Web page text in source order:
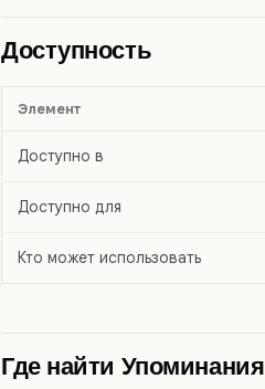
Доступность
Элемент
Доступно в
Доступно для
Кто может использовать
Где найти Упоминания